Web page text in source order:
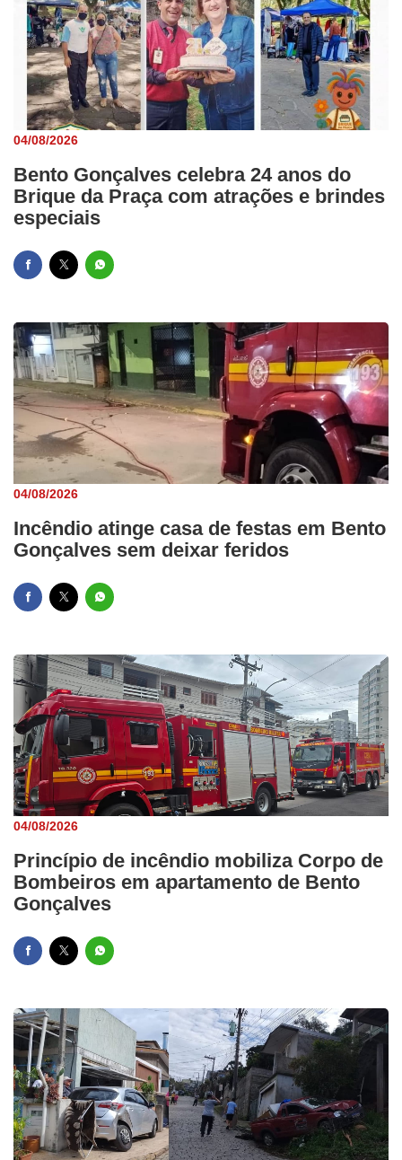
04/08/2026
Bento Gonçalves celebra 24 anos do
Brique da Praça com atrações e brindes
especiais
04/08/2026
Incêndio atinge casa de festas em Bento
Gonçalves sem deixar feridos
04/08/2026
Princípio de incêndio mobiliza Corpo de
Bombeiros em apartamento de Bento
Gonçalves